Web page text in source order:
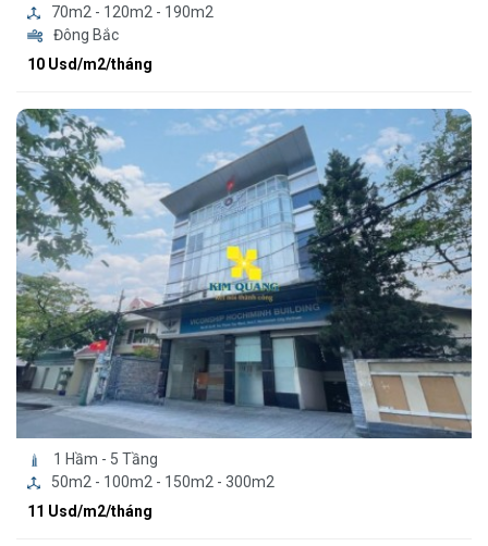
70m2 - 120m2 - 190m2
Đông Bắc
10 Usd/m2/tháng
1 Hầm - 5 Tầng
50m2 - 100m2 - 150m2 - 300m2
11 Usd/m2/tháng